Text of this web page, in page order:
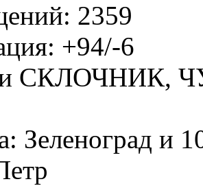
2359
+94/-6
СКЛОЧНИК,
Зеленоград и